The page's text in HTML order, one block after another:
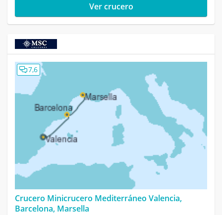
Ver crucero
7,6
Crucero Minicrucero Mediterráneo Valencia,
Barcelona, Marsella